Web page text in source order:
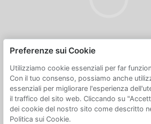
Preferenze sui Cookie
Utilizziamo cookie essenziali per far
Con il tuo consenso, possiamo anche
essenziali per migliorare l'esperienza
il traffico del sito web. Cliccando su
dei cookie del nostro sito come descritto
Politica sui Cookie.